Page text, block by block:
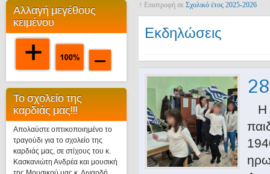
Αλλαγή μεγέθους
κειμένου
Το σχολείο της
καρδιάς μας!!!
Απολαύστε οπτικοποιημένο το
τραγούδι για το σχολείο της
καρδιάς μας, σε στίχους του κ.
Κασκανιώτη Ανδρέα και μουσική
↑ Επιστροφή σε Σχολικό έτος 2025-2026
Εκδηλώσεις
Η